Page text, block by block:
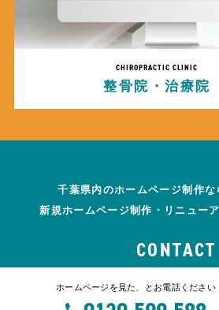
CHIROPRACTIC CLINIC
整骨院・治療院
千葉県内のホームページ制作な
新規ホームページ制作・リニュー
CONTACT
ホームページを見た、とお電話ください